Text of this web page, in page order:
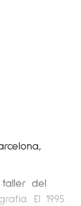
del
El 1995